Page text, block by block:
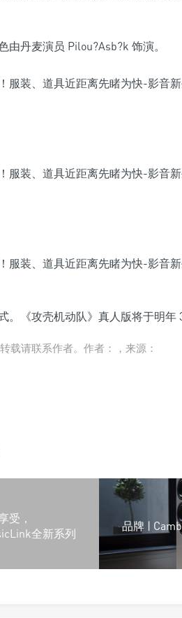
丹麦演员 Pilou?Asb?k 饰演。
。《攻壳机动队》真人版将于明年
载请联系作者。作者：，来源：
受，
全新系列
品牌 |